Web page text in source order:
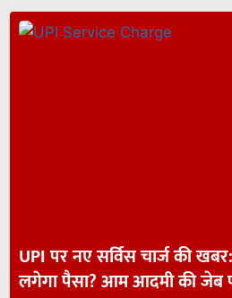
UPI पर नए सर्विस चार्ज की
लगेगा पैसा? आम आदमी की जेब